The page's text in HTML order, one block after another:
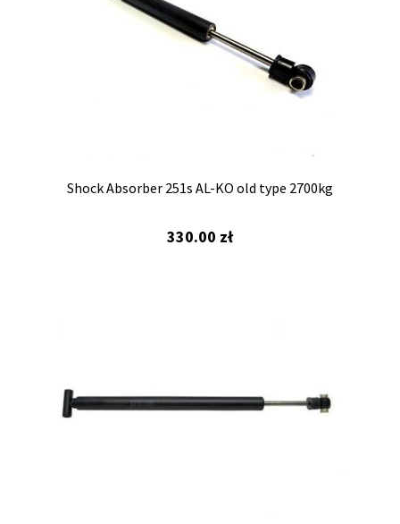
Shock Absorber 251s AL-KO old type 2700kg
330.00 zł